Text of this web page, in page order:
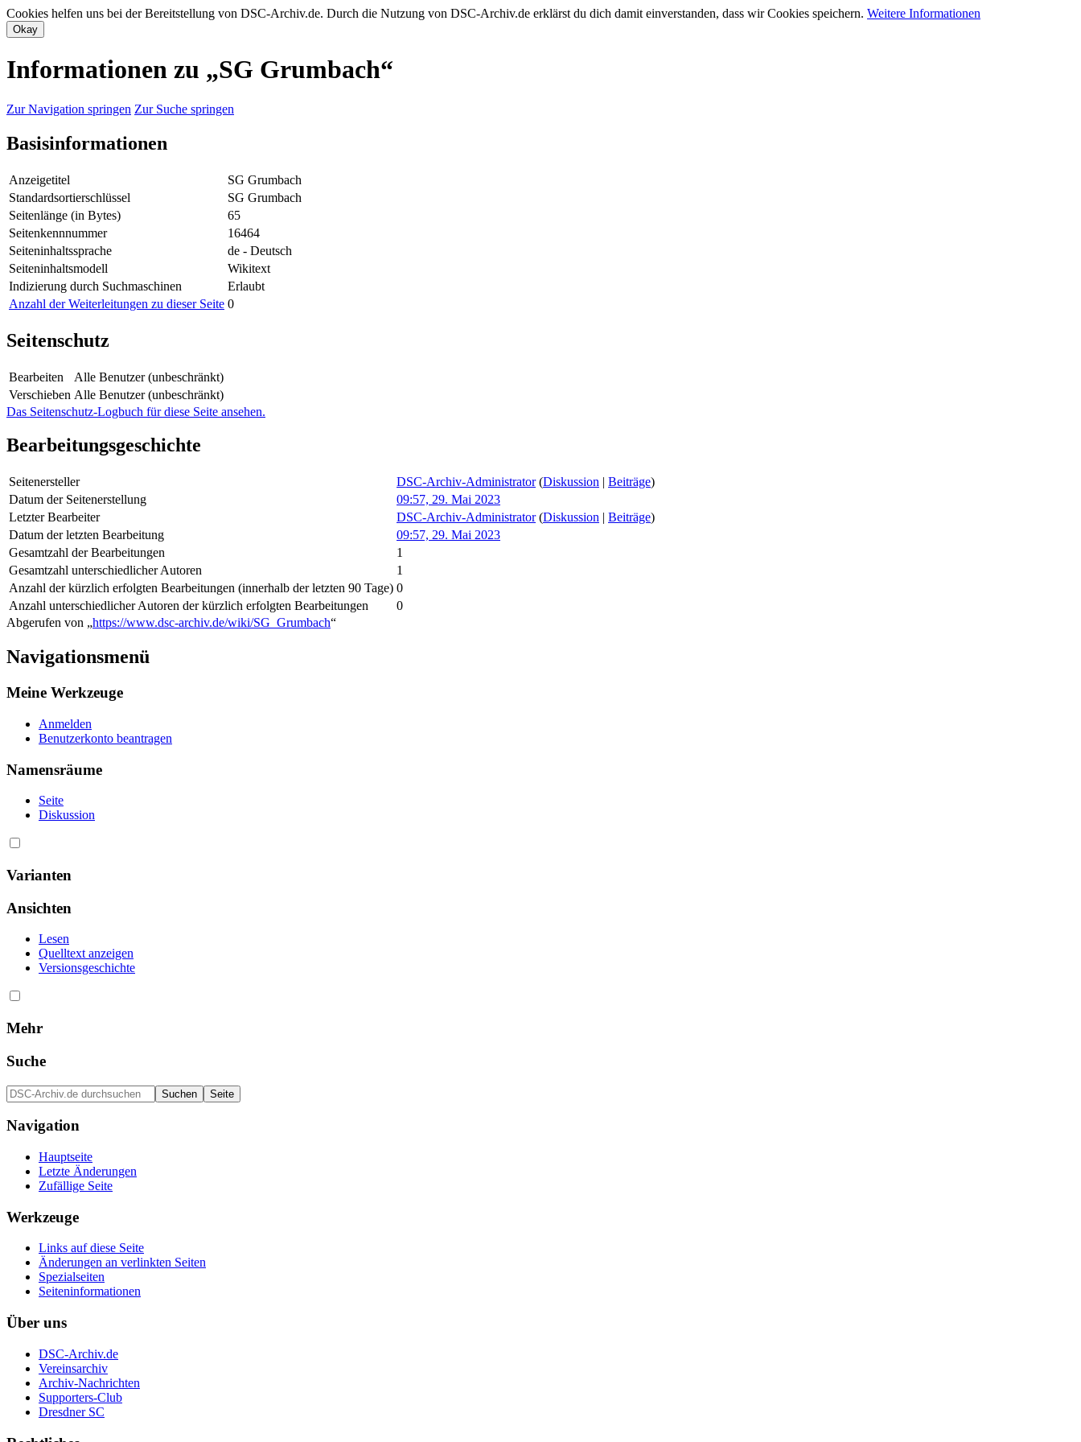
Cookies helfen uns bei der Bereitstellung von DSC-Archiv.de. Durch die Nutzung von DSC-Archiv.de erklärst du dich damit einverstanden, dass wir Cookies speichern. Weitere Informationen
Informationen zu „SG Grumbach“
Zur Navigation springen Zur Suche springen
Basisinformationen
Anzeigetitel
SG Grumbach
Standardsortierschlüssel
SG Grumbach
Seitenlänge (in Bytes)
65
Seitenkennnummer
16464
Seiteninhaltssprache
de - Deutsch
Seiteninhaltsmodell
Wikitext
Indizierung durch Suchmaschinen
Erlaubt
Anzahl der Weiterleitungen zu dieser Seite 0
Seitenschutz
Bearbeiten
Alle Benutzer (unbeschränkt)
Verschieben Alle Benutzer (unbeschränkt)
Das Seitenschutz-Logbuch für diese Seite ansehen.
Bearbeitungsgeschichte
Seitenersteller DSC-Archiv-Administrator (Diskussion | Beiträge)
Datum der Seitenerstellung
09:57, 29. Mai 2023
Letzter Bearbeiter
DSC-Archiv-Administrator (Diskussion | Beiträge)
Datum der letzten Bearbeitung
09:57, 29. Mai 2023
Gesamtzahl der Bearbeitungen
1
Gesamtzahl unterschiedlicher Autoren
1
Anzahl der kürzlich erfolgten Bearbeitungen (innerhalb der letzten 90 Tage) 0
Anzahl unterschiedlicher Autoren der kürzlich erfolgten Bearbeitungen
0
Abgerufen von „https://www.dsc-archiv.de/wiki/SG_Grumbach“
Navigationsmenü
Meine Werkzeuge
Anmelden
Benutzerkonto beantragen
Namensräume
Seite
Diskussion
Varianten
Ansichten
Lesen
Quelltext anzeigen
Versionsgeschichte
Mehr
Suche
Navigation
Hauptseite
Letzte Änderungen
Zufällige Seite
Werkzeuge
Links auf diese Seite
Änderungen an verlinkten Seiten
Spezialseiten
Seiten­informationen
Über uns
DSC-Archiv.de
Vereinsarchiv
Archiv-Nachrichten
Supporters-Club
Dresdner SC